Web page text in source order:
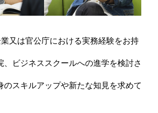
業又は官公庁における実務経験をお持
、ビジネススクールへの進学を検討さ
のスキルアップや新たな知見を求めて